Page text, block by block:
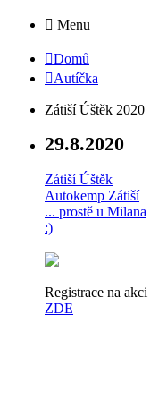
Menu
Domů
Autíčka
Zátiší Úštěk 2020
29.8.2020
Zátiší Úštěk
Autokemp Zátiší
... prostě u Milana
:)
Registrace na akci
ZDE